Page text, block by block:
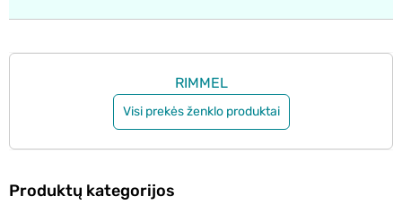
RIMMEL
Visi prekės ženklo produktai
Produktų kategorijos